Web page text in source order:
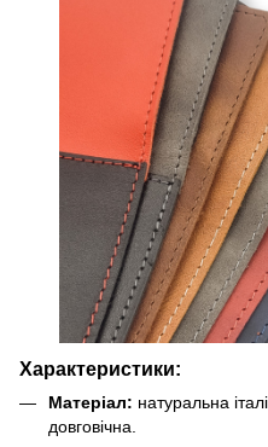
Характеристики:
Матеріал: натуральна
довговічна.